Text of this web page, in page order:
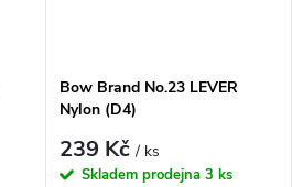
Bow Brand No.23 LEVER
Nylon (D4)
239 Kč/ ks
Skladem prodejna 3 ks